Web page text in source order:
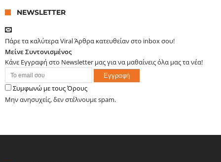
NEWSLETTER
Πάρε τα καλύτερα Viral Άρθρα κατευθείαν στο inbox σου!
Μείνε Συντονισμένος
Κάνε Εγγραφή στο Newsletter μας για να μαθαίνεις όλα μας τα νέα!
Συμφωνώ με τους Όρους
Μην ανησυχείς, δεν στέλνουμε spam.